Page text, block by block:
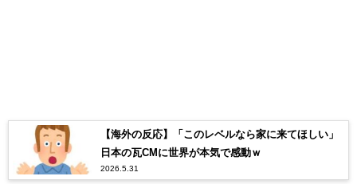
【海外の反応】「このレベルなら家に来てほしい」
日本の瓦CMに世界が本気で感動ｗ
2026.5.31